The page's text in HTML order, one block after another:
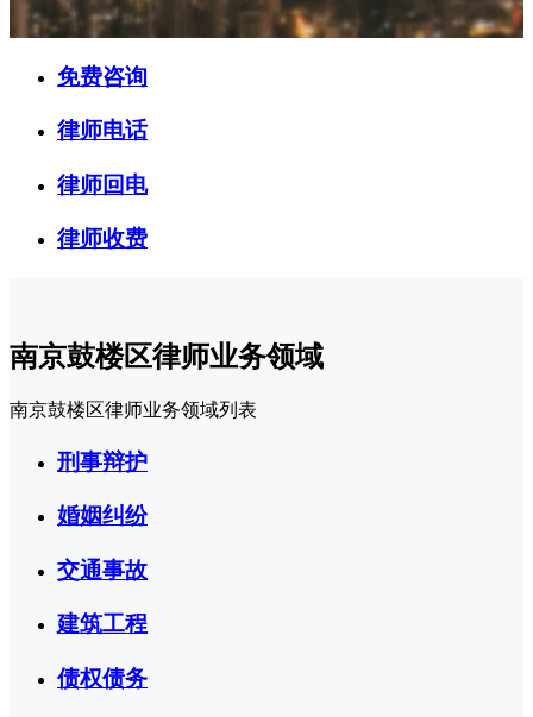
免费咨询
律师电话
律师回电
律师收费
南京鼓楼区律师业务领域
南京鼓楼区律师业务领域列表
刑事辩护
婚姻纠纷
交通事故
建筑工程
债权债务